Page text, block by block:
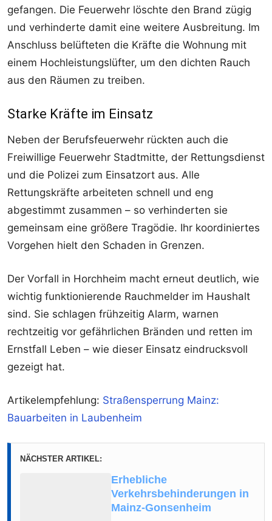
gefangen. Die Feuerwehr löschte den Brand zügig
und verhinderte damit eine weitere Ausbreitung. Im
Anschluss belüfteten die Kräfte die Wohnung mit
einem Hochleistungslüfter, um den dichten Rauch
aus den Räumen zu treiben.
Starke Kräfte im Einsatz
Neben der Berufsfeuerwehr rückten auch die
Freiwillige Feuerwehr Stadtmitte, der Rettungsdienst
und die Polizei zum Einsatzort aus. Alle
Rettungskräfte arbeiteten schnell und eng
abgestimmt zusammen – so verhinderten sie
gemeinsam eine größere Tragödie. Ihr koordiniertes
Vorgehen hielt den Schaden in Grenzen.
Der Vorfall in Horchheim macht erneut deutlich, wie
wichtig funktionierende Rauchmelder im Haushalt
sind. Sie schlagen frühzeitig Alarm, warnen
rechtzeitig vor gefährlichen Bränden und retten im
Ernstfall Leben – wie dieser Einsatz eindrucksvoll
gezeigt hat.
Artikelempfehlung: Straßensperrung Mainz:
Bauarbeiten in Laubenheim
NÄCHSTER ARTIKEL:
Erhebliche
Verkehrsbehinderungen in
Mainz-Gonsenheim